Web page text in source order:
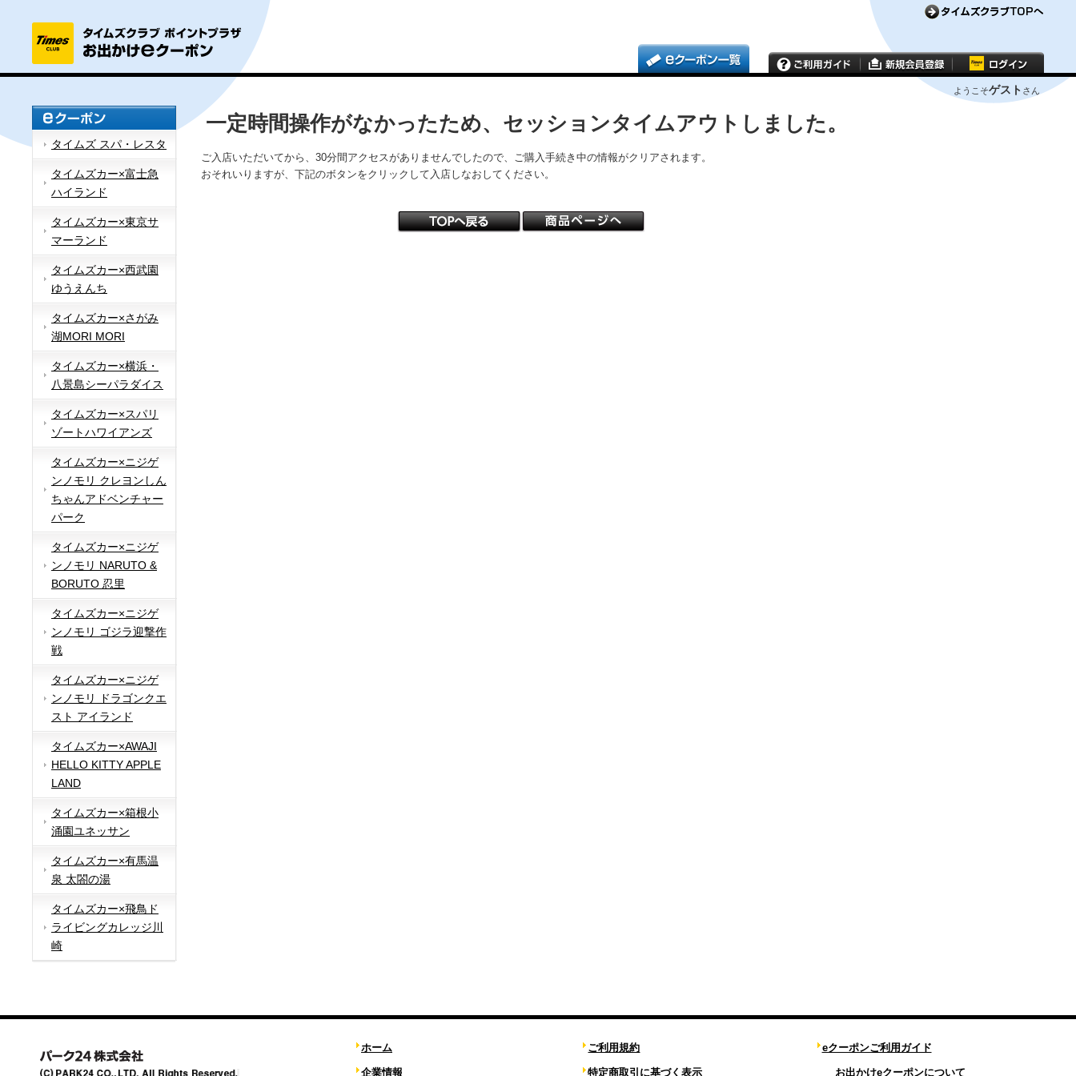
ようこそゲスト さん
タイムズ スパ・レスタ
タイムズカー×富士急
ハイランド
タイムズカー×東京サ
マーランド
タイムズカー×西武園
ゆうえんち
タイムズカー×さがみ
湖MORI MORI
タイムズカー×横浜・
八景島シーパラダイス
タイムズカー×スパリ
ゾートハワイアンズ
タイムズカー×ニジゲ
ンノモリ クレヨンしん
ちゃんアドベンチャー
パーク
タイムズカー×ニジゲ
ンノモリ NARUTO &
BORUTO 忍里
タイムズカー×ニジゲ
ンノモリ ゴジラ迎撃作
戦
タイムズカー×ニジゲ
ンノモリ ドラゴンクエ
スト アイランド
タイムズカー×AWAJI
HELLO KITTY APPLE
LAND
タイムズカー×箱根小
涌園ユネッサン
タイムズカー×有馬温
泉 太閤の湯
タイムズカー×飛鳥ド
ライビングカレッジ川
崎
一定時間操作がなかったため、セッションタイムアウトしました。
ご入店いただいてから、30分間アクセスがありませんでしたので、ご購入手続き中の情報がクリアされます。
おそれいりますが、下記のボタンをクリックして入店しなおしてください。
ホーム
企業情報
ご利用規約
特定商取引に基づく表示
eクーポンご利用ガイド
お出かけeクーポンについて